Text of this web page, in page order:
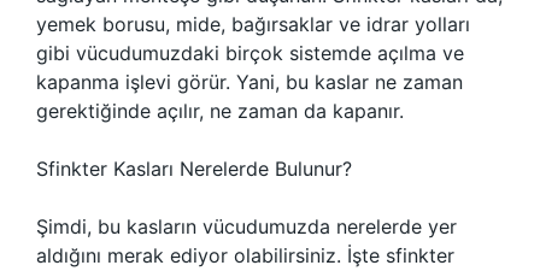
yemek borusu, mide, bağırsaklar ve idrar yolları
gibi vücudumuzdaki birçok sistemde açılma ve
kapanma işlevi görür. Yani, bu kaslar ne zaman
gerektiğinde açılır, ne zaman da kapanır.
Sfinkter Kasları Nerelerde Bulunur?
Şimdi, bu kasların vücudumuzda nerelerde yer
aldığını merak ediyor olabilirsiniz. İşte sfinkter